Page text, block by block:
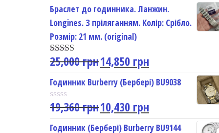
t
e
d
0
o
u
t
o
5
Браслет до годинника. Ланжин.
Longines. З пріляганням. Колір: Срібло.
Розмір: 21 мм. (original)
Rated5.00
out of 5
25,000грн14,850 грн
Годинник Burberry (Бербері) BU9038
R
t
19,360грн10,430 грн
Годинник (Бербері) Burberry BU9144